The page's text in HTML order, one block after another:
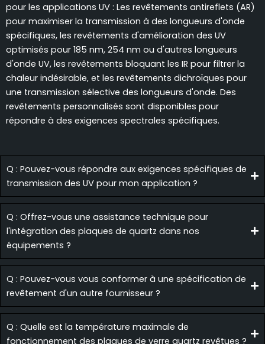
pour les applications UV : Les revêtements antireflets (AR)
pour maximiser la transmission à des longueurs d'onde
spécifiques, les revêtements d'amélioration des UV
optimisés pour 185 nm, 254 nm ou d'autres longueurs
d'onde UV, les revêtements bloquant les IR pour filtrer la
chaleur indésirable, et les revêtements dichroïques pour
une transmission sélective des longueurs d'onde. Des
revêtements personnalisés sont disponibles pour
répondre à des exigences spectrales spécifiques.
Q : Pouvez-vous répondre aux exigences spécifiques de
transmission des UV pour mon application ?
Q : Offrez-vous une assistance technique pour
l'intégration des plaques de quartz dans nos
équipements ?
Q : Pouvez-vous vous conformer à une spécification de
revêtement d'un autre fournisseur ?
Q : Quelle est la température maximale de
fonctionnement des plaques de verre quartz revêtues ?